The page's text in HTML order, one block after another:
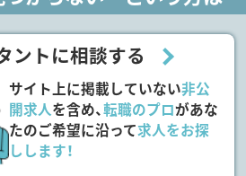
ントに相談する
サイト上に掲載していない非公
開求人を含め、転職のプロがあな
たのご希望に沿って求人をお探
しします！